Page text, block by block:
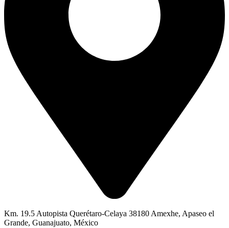
Km. 19.5 Autopista Querétaro-Celaya 38180 Amexhe, Apaseo el
Grande, Guanajuato, México